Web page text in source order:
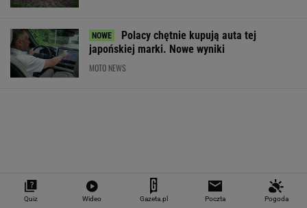
Polacy chętnie kupują auta tej
japońskiej marki. Nowe wyniki
MOTO NEWS
Quiz Wideo Gazeta.pl Poczta Pogoda